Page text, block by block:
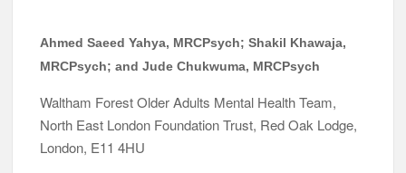
Ahmed Saeed Yahya, MRCPsych; Shakil Khawaja,
MRCPsych; and Jude Chukwuma, MRCPsych
Waltham Forest Older Adults Mental Health Team,
North East London Foundation Trust, Red Oak Lodge,
London, E11 4HU